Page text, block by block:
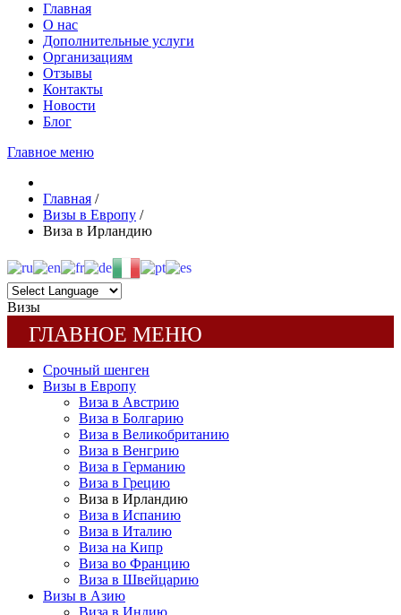
Главная
О нас
Дополнительные услуги
Организациям
Отзывы
Контакты
Новости
Блог
Главное меню
Главная /
Визы в Европу /
Виза в Ирландию
Визы
ГЛАВНОЕ МЕНЮ
Срочный шенген
Визы в Европу
Виза в Австрию
Виза в Болгарию
Виза в Великобританию
Виза в Венгрию
Виза в Германию
Виза в Грецию
Виза в Ирландию
Виза в Испанию
Виза в Италию
Виза на Кипр
Виза во Францию
Виза в Швейцарию
Визы в Азию
Виза в Индию